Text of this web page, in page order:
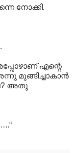
നോക്കി.
എന്റെ
മുങ്ങിച്ചാകാൻ
അതു